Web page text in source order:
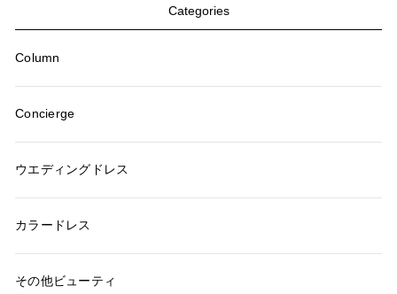
Categories
Column
Concierge
ウエディングドレス
カラードレス
その他ビューティ